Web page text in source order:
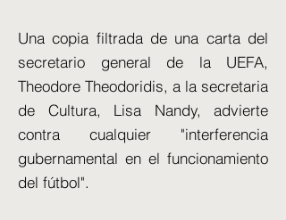
Una copia filtrada de una carta del
secretario general de la UEFA,
Theodore Theodoridis, a la secretaria
de Cultura, Lisa Nandy, advierte
contra cualquier "interferencia
gubernamental en el funcionamiento
del fútbol".